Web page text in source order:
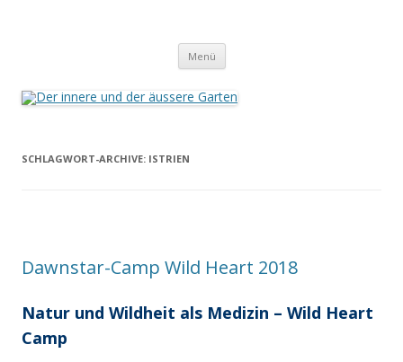
Menü Zum
springen
SCHLAGWORT-ARCHIVE: ISTRIEN
Dawnstar-Camp Wild Heart 2018
Natur und Wildheit als Medizin – Wild Heart
Camp